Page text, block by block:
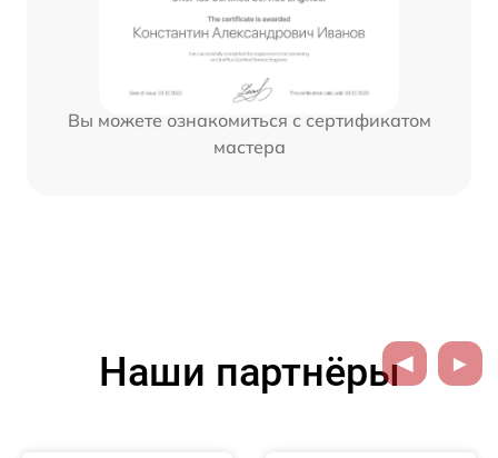
Вы можете ознакомиться с сертификатом
мастера
Наши партнёры